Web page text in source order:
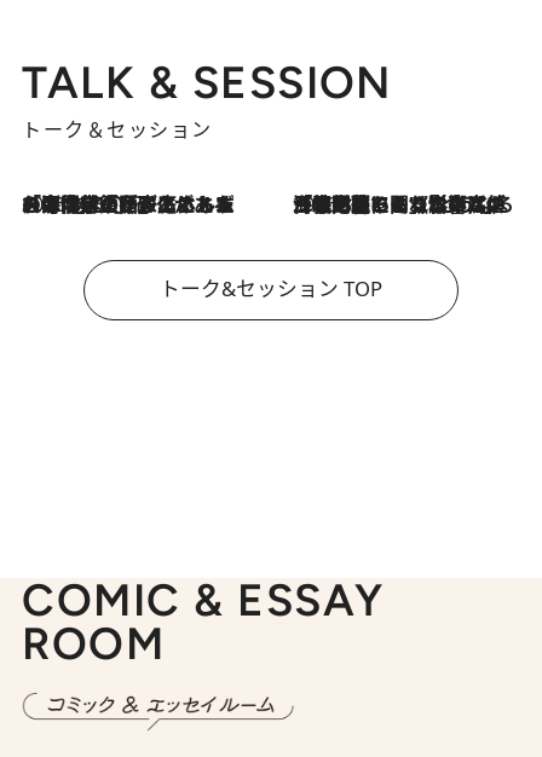
TALK & SESSION
トーク＆セッション
2026.8.3
「今後値上げがあるとすれば…」「リスクがあるのは今年の冬」エネルギー専門家が語る、ホルムズ海峡封鎖が家庭にもたらす“ある心配” 2026.8.3
「住宅建てられない…」「サーチャージ料の高値が続いている」ホルムズ海峡封鎖による影響はいつまで続く？《エネルギー専門家に聞く“どうなる日本の暮らし”》
トーク&セッション TOP
COMIC & ESSAY
ROOM